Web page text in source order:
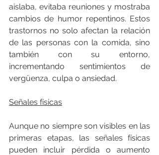
aislaba, evitaba reuniones y mostraba
cambios de humor repentinos. Estos
trastornos no solo afectan la relación
de las personas con la comida, sino
también con su entorno,
incrementando sentimientos de
vergüenza, culpa o ansiedad.
Señales físicas
Aunque no siempre son visibles en las
primeras etapas, las señales físicas
pueden incluir pérdida o aumento